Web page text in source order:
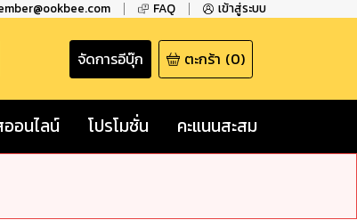
FAQ เข้าสู่ระบบ
จัดการอีบุ๊ก ตะกร้า (0)
อนไลน์ โปรโมชั่น คะแนนสะสม